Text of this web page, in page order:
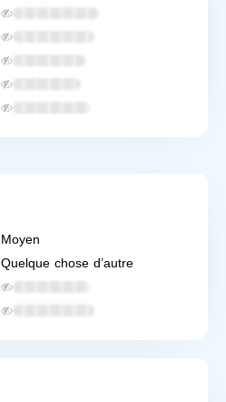
Moyen
Quelque chose d’autre